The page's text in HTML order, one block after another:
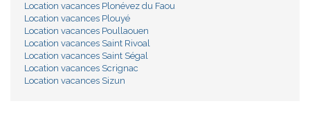
Location vacances Plonévez du Faou
Location vacances Plouyé
Location vacances Poullaouen
Location vacances Saint Rivoal
Location vacances Saint Ségal
Location vacances Scrignac
Location vacances Sizun